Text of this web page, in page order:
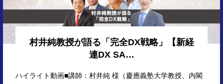
村井純教授が語る「完全DX戦略」【新経
連DX SA…
ハイライト動画■講師：村井純 様（慶應義塾大学教授、内閣